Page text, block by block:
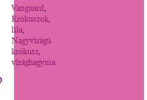
Vanguard,
Krókuszok,
lila,
Nagyvirágú
krókusz,
virághagyma